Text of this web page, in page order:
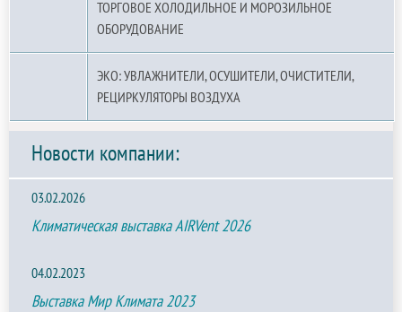
ТОРГОВОЕ ХОЛОДИЛЬНОЕ И МОРОЗИЛЬНОЕ
ОБОРУДОВАНИЕ
ЭКО: УВЛАЖНИТЕЛИ, ОСУШИТЕЛИ, ОЧИСТИТЕЛИ,
РЕЦИРКУЛЯТОРЫ ВОЗДУХА
Новости компании:
03.02.2026
Климатическая выставка AIRVent 2026
04.02.2023
Выставка Мир Климата 2023